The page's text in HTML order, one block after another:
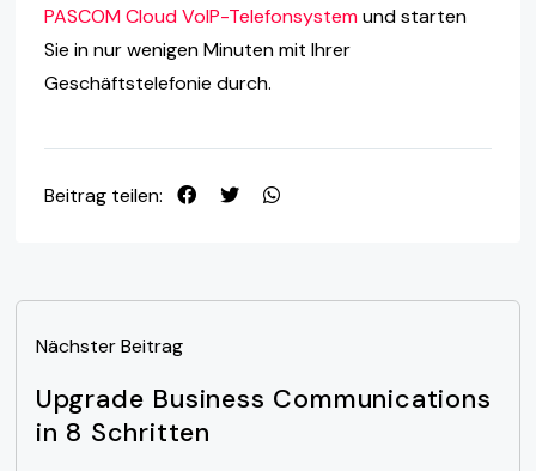
PASCOM Cloud VoIP-Telefonsystemund starten
Sie in nur wenigen Minuten mit Ihrer
Geschäftstelefonie durch.
Beitrag teilen:
Nächster Beitrag
Upgrade Business Communications
in 8 Schritten